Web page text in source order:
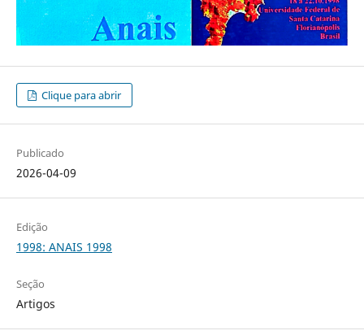
Clique para abrir
Publicado
2026-04-09
Edição
1998: ANAIS 1998
Seção
Artigos